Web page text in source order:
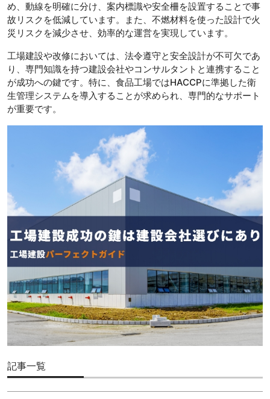
め、動線を明確に分け、案内標識や安全柵を設置することで事
故リスクを低減しています。また、不燃材料を使った設計で火
災リスクを減少させ、効率的な運営を実現しています。
工場建設や改修においては、法令遵守と安全設計が不可欠であ
り、専門知識を持つ建設会社やコンサルタントと連携すること
が成功への鍵です。特に、食品工場ではHACCPに準拠した衛
生管理システムを導入することが求められ、専門的なサポート
が重要です。
記事一覧